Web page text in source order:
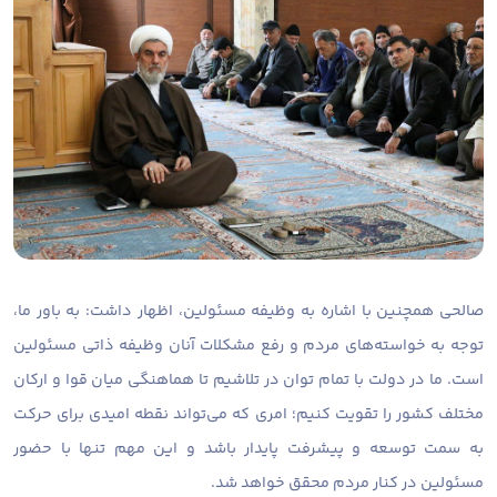
صالحی همچنین با اشاره به وظیفه مسئولین، اظهار داشت: به باور ما،
توجه به خواسته‌های مردم و رفع مشکلات آنان وظیفه ذاتی مسئولین
است. ما در دولت با تمام توان در تلاشیم تا هماهنگی میان قوا و ارکان
مختلف کشور را تقویت کنیم؛ امری که می‌تواند نقطه امیدی برای حرکت
به سمت توسعه و پیشرفت پایدار باشد و این مهم تنها با حضور
مسئولین در کنار مردم محقق خواهد شد.